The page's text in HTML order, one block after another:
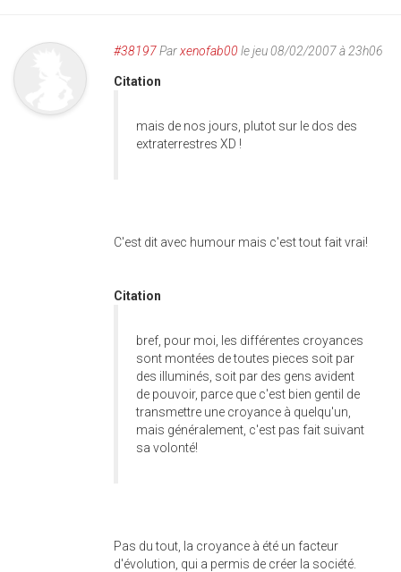
#38197Parxenofab00 le jeu 08/02/2007 à 23h06
Citation
mais de nos jours, plutot sur le dos des
extraterrestres XD !
C'est dit avec humour mais c'est tout fait vrai!
Citation
bref, pour moi, les différentes croyances
sont montées de toutes pieces soit par
des illuminés, soit par des gens avident
de pouvoir, parce que c'est bien gentil de
transmettre une croyance à quelqu'un,
mais généralement, c'est pas fait suivant
sa volonté!
Pas du tout, la croyance à été un facteur
d'évolution, qui a permis de créer la société.